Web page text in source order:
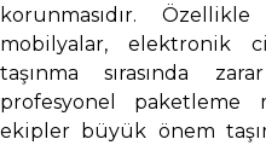
korunmasıdır.
mobilyalar, elektronik
taşınma sırasında
profesyonel paketleme
ekipler büyük önem